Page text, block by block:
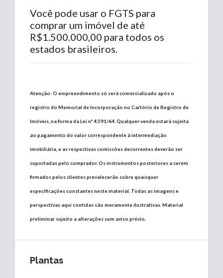
Você pode usar o FGTS para
comprar um imóvel de até
R$1.500.000,00 para todos os
estados brasileiros.
Atenção: O empreendimento só será comercializado após o
registro do Memorial de Incorporação no Cartório de Registro de
Imóveis, na forma da Lei nº 4.591/64. Qualquer venda estará sujeita
ao pagamento do valor correspondente à intermediação
imobiliária, e as respectivas comissões decorrentes deverão ser
suportadas pelo comprador. Os instrumentos posteriores a serem
firmados pelos clientes prevalecerão sobre quaisquer
especificações constantes neste material. Todas as imagens e
perspectivas aqui contidas são meramente ilustrativas. Material
preliminar sujeito a alterações sem aviso prévio.
Plantas